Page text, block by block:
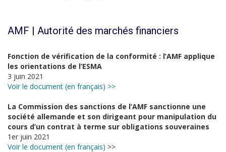
AMF | Autorité des marchés financiers
Fonction de vérification de la conformité : l’AMF applique
les orientations de l’ESMA
3 juin 2021
Voir le document (en français) >>
La Commission des sanctions de l’AMF sanctionne une
société allemande et son dirigeant pour manipulation du
cours d’un contrat à terme sur obligations souveraines
1er juin 2021
Voir le document (en français) >>